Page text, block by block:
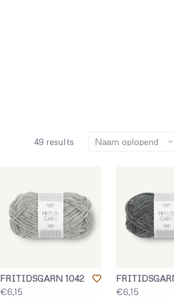
49 results
FRITIDSGARN 1042
€6,15
€6,15